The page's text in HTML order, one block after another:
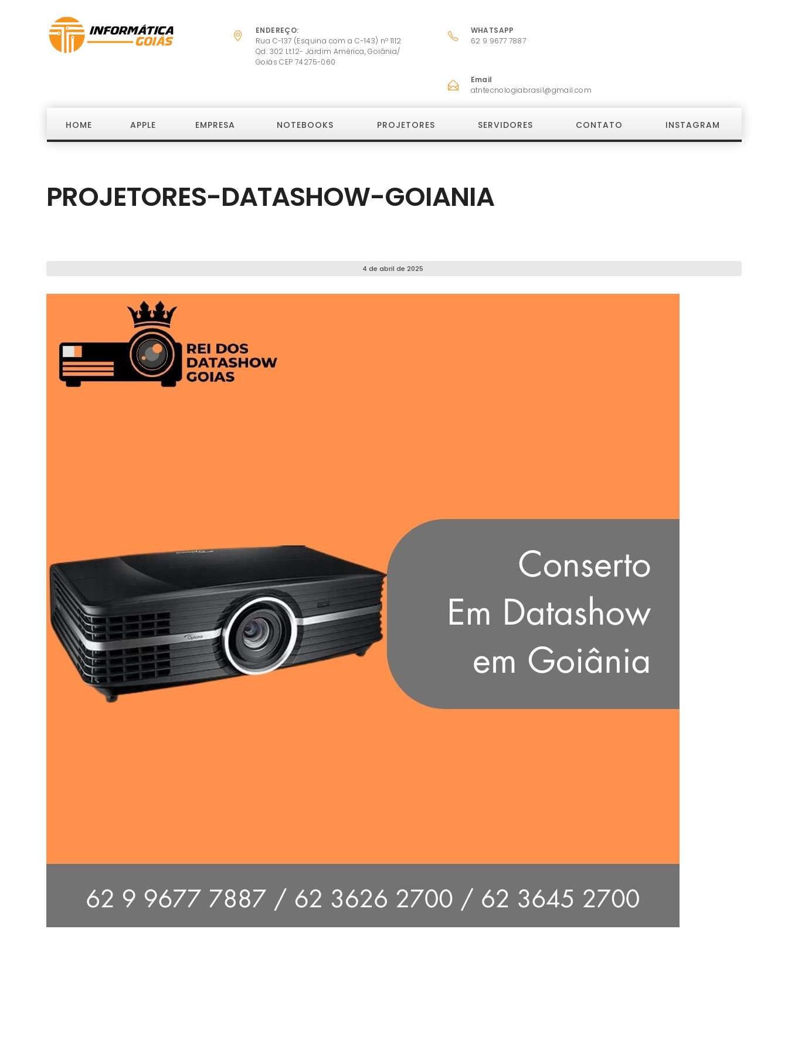
ENDEREÇO:
Rua C-137 (Esquina com a C-143) nº 1112
Qd. 302 Lt.12- Jardim América, Goiânia/
Goiás CEP 74275-060
WHATSAPP
62 9 9677 7887
Email
atntecnologiabrasil@gmail.com
HOME APPLE EMPRESA NOTEBOOKS PROJETORES SERVIDORES CONTATO INSTAGRAM
PROJETORES-DATASHOW-GOIANIA
4 de abril de 2025